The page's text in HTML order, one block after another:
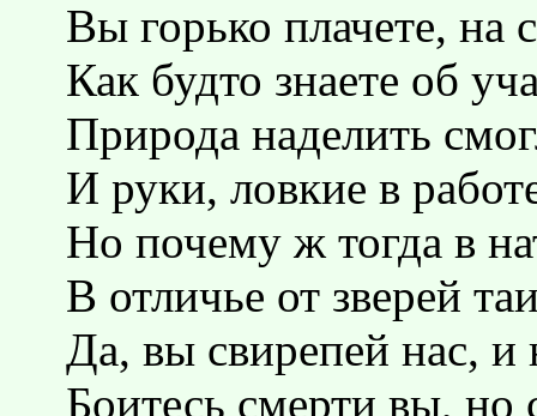
Вы горько плачете, на
Как будто знаете об
Природа наделить
И руки, ловкие в
Но почему ж тогда в
В отличье от зверей
Да, вы свирепей нас, и
Боитесь смерти вы, но